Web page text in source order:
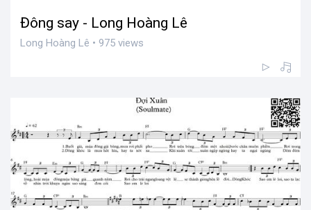
Đông say - Long Hoàng Lê
Long Hoàng Lê • 975 views